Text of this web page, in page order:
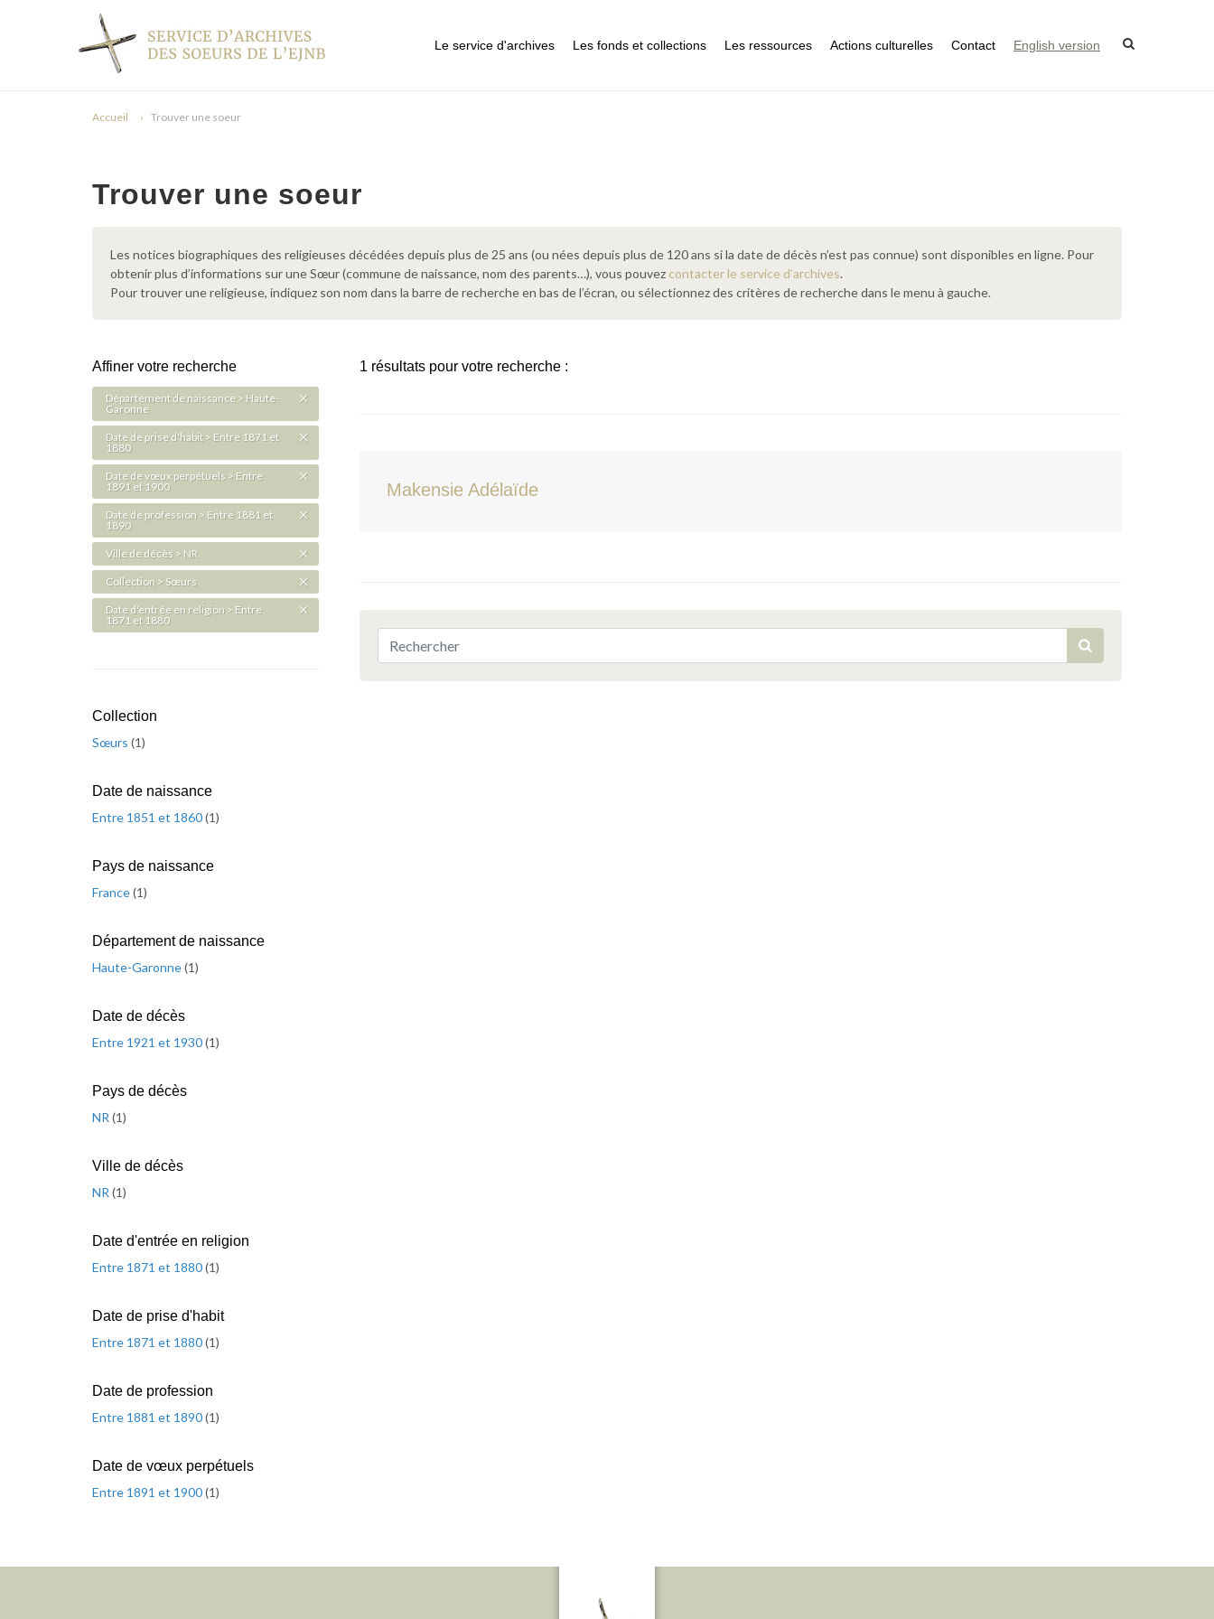
Le service d'archives Les fonds et collections Les ressources Actions culturelles Contact English version
Accueil Trouver une soeur
Trouver une soeur
Les notices biographiques des religieuses décédées depuis plus de 25 ans (ou nées depuis plus de 120 ans si la date de décès n’est pas connue) sont disponibles en ligne. Pour
obtenir plus d’informations sur une Sœur (commune de naissance, nom des parents…), vous pouvez contacter le service d’archives.
Pour trouver une religieuse, indiquez son nom dans la barre de recherche en bas de l’écran, ou sélectionnez des critères de recherche dans le menu à gauche.
1 résultats pour votre recherche :
Makensie Adélaïde
Affiner votre recherche
Département de naissance > Haute-
Garonne
Date de prise d'habit > Entre 1871 et
1880
Date de vœux perpétuels > Entre
1891 et 1900
Date de profession > Entre 1881 et
1890
Ville de décès > NR
Collection > Sœurs
Date d'entrée en religion > Entre
1871 et 1880
Collection
Sœurs (1)
Date de naissance
Entre 1851 et 1860(1)
Pays de naissance
France(1)
Département de naissance
Haute-Garonne(1)
Date de décès
Entre 1921 et 1930(1)
Pays de décès
NR (1)
Ville de décès
NR (1)
Date d'entrée en religion
Entre 1871 et 1880(1)
Date de prise d'habit
Entre 1871 et 1880(1)
Date de profession
Entre 1881 et 1890(1)
Date de vœux perpétuels
Entre 1891 et 1900(1)